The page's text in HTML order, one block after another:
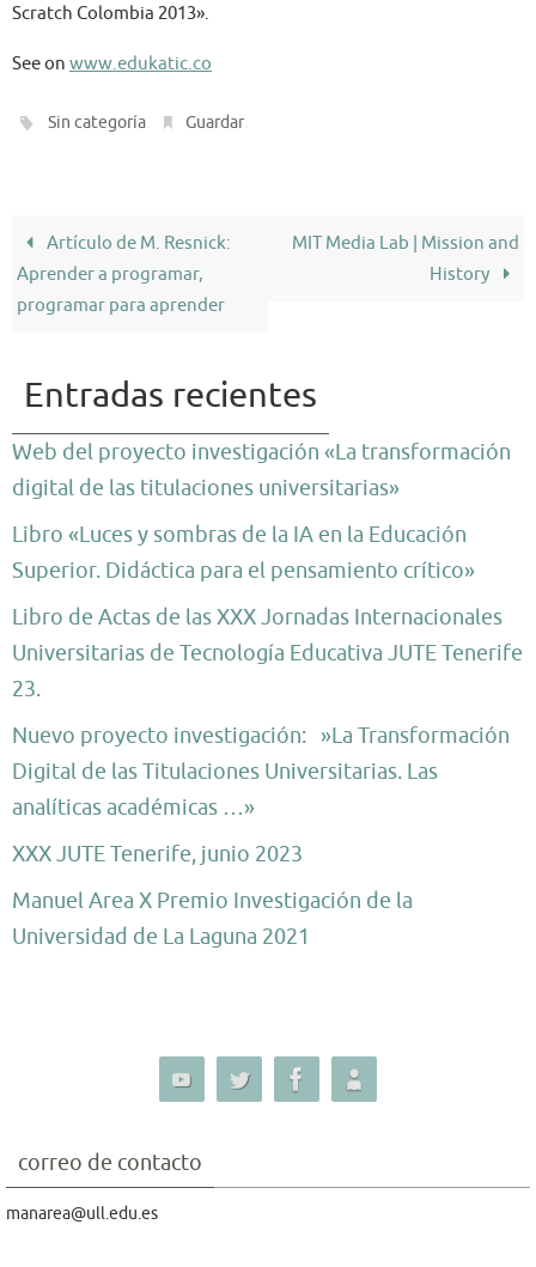
Scratch Colombia 2013».
See on www.edukatic.co
Sin categoría Guardar
Artículo de M. Resnick:
Aprender a programar,
programar para aprender
MIT Media Lab | Mission and
History
Entradas recientes
Web del proyecto investigación «La transformación
digital de las titulaciones universitarias»
Libro «Luces y sombras de la IA en la Educación
Superior. Didáctica para el pensamiento crítico»
Libro de Actas de las XXX Jornadas Internacionales
Universitarias de Tecnología Educativa JUTE Tenerife
23.
Nuevo proyecto investigación: »La Transformación
Digital de las Titulaciones Universitarias. Las
analíticas académicas …»
XXX JUTE Tenerife, junio 2023
Manuel Area X Premio Investigación de la
Universidad de La Laguna 2021
correo de contacto
manarea@ull.edu.es